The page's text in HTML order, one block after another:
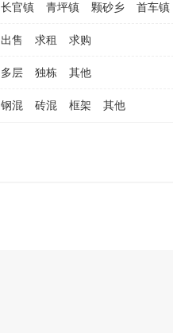
长官镇 青坪镇 颗砂乡 首车镇
出售 求租 求购
多层 独栋 其他
钢混 砖混 框架 其他